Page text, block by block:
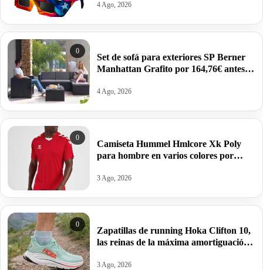
4 Ago, 2026
0
Set de sofá para exteriores SP Berner
Manhattan Grafito por 164,76€ antes
4 Ago, 2026
0
Camiseta Hummel Hmlcore Xk Poly
para hombre en varios colores por
3 Ago, 2026
0
Zapatillas de running Hoka Clifton 10,
las reinas de la máxima amortiguación
3 Ago, 2026